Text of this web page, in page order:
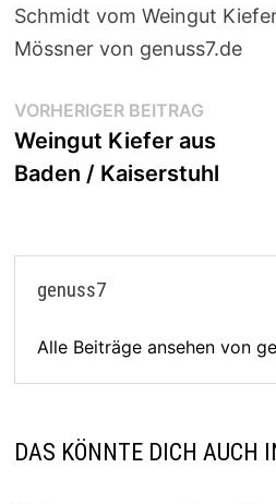
Schmidt vom Weingut
Mössner von genuss7.de
Beitragsnavigation
VORHERIGER BEITRAG
Beitrag:
Weingut Kiefer aus
Baden / Kaiserstuhl
genuss7
Alle Beiträge ansehen von
DAS KÖNNTE DICH AUCH